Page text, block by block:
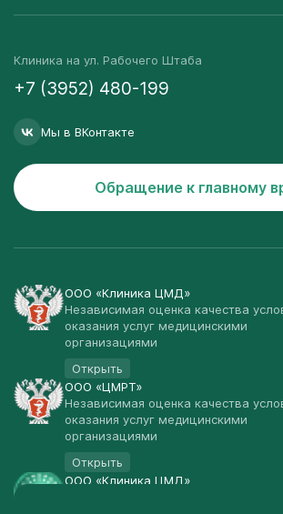
Клиника на ул. Рабочего Штаба
+7 (3952) 480-199
Мы в ВКонтакте
Обращение к главному
ООО «Клиника ЦМД»
Независимая оценка качества
оказания услуг медицинскими
организациями
Открыть
ООО «ЦМРТ»
Независимая оценка качества
оказания услуг медицинскими
организациями
Открыть
ООО «Клиника ЦМД»